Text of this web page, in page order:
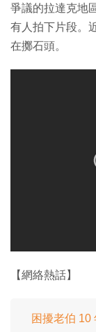
爭議的拉達克地
有人拍下片段。
在擲石頭。
【網絡熱話】
困擾老伯 10